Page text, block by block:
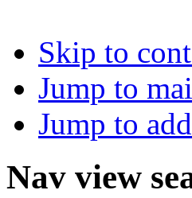
Skip to
Jump to
Jump to
Nav view